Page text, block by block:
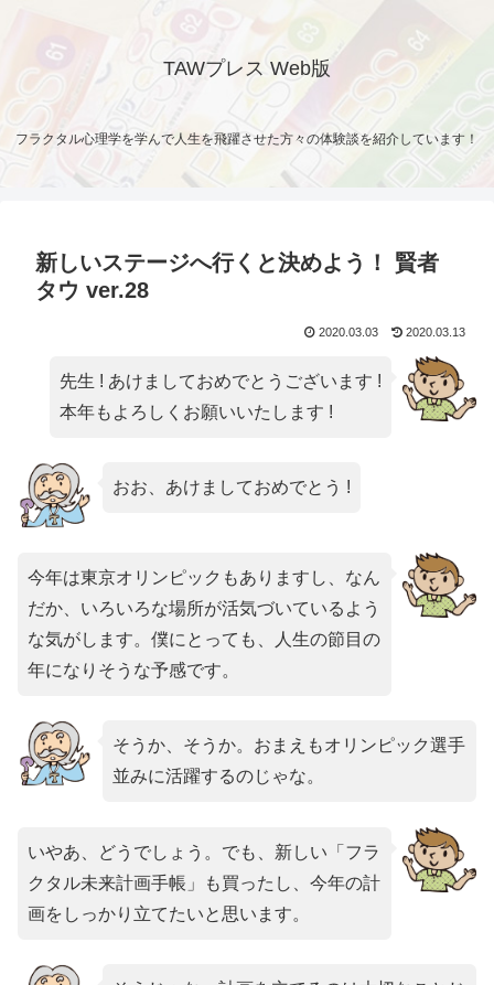
TAWプレス Web版
フラクタル心理学を学んで人生を飛躍させた方々の体験談を紹介しています！
新しいステージへ行くと決めよう！ 賢者
タウ ver.28
2020.03.03 2020.03.13
先生 ! あけましておめでとうございます !
本年もよろしくお願いいたします !
おお、あけましておめでとう !
今年は東京オリンピックもありますし、なん
だか、いろいろな場所が活気づいているよう
な気がします。僕にとっても、人生の節目の
年になりそうな予感です。
そうか、そうか。おまえもオリンピック選手
並みに活躍するのじゃな。
いやあ、どうでしょう。でも、新しい「フラ
クタル未来計画手帳」も買ったし、今年の計
画をしっかり立てたいと思います。